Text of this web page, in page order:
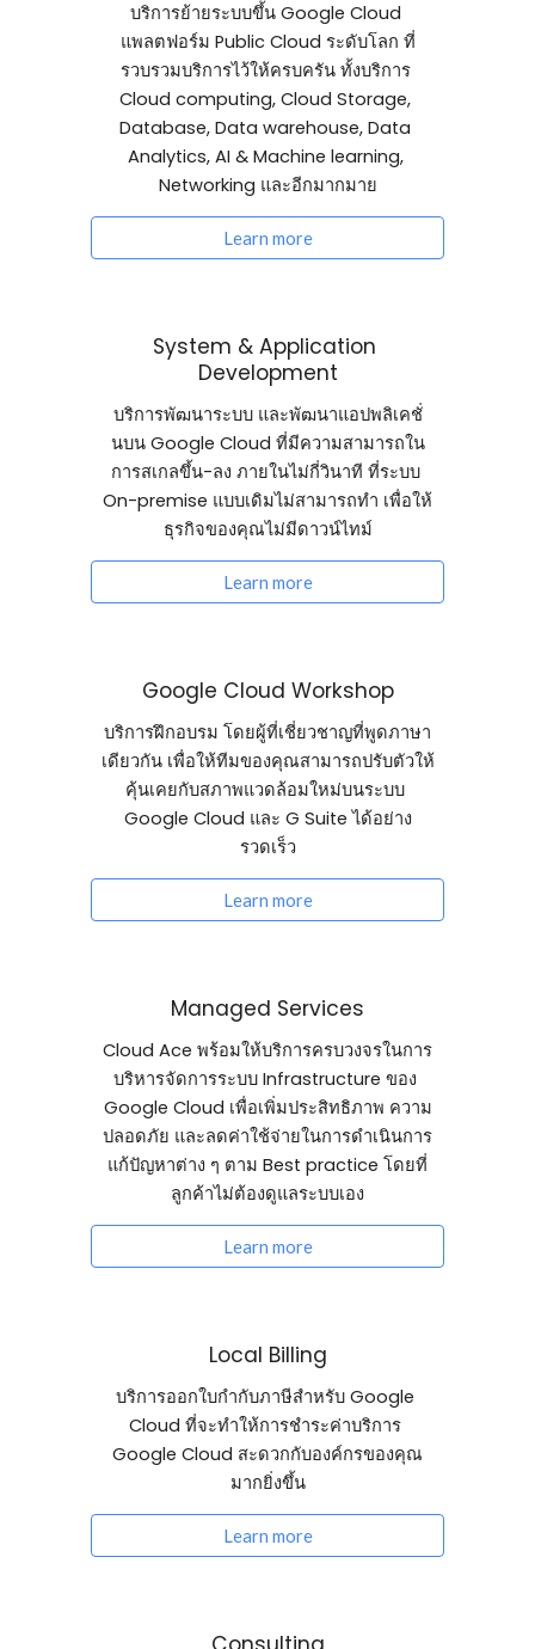
บริการย้ายระบบขึ้น Google Cloud
แพลตฟอร์ม Public Cloud ระดับโลก ที่
รวบรวมบริการไว้ให้ครบครัน ทั้งบริการ
Cloud computing, Cloud Storage,
Database, Data warehouse, Data
Analytics, AI & Machine learning,
Networking และอีกมากมาย
Learn more
System & Application
Development
บริการพัฒนาระบบ และพัฒนาแอปพลิเคชั่
นบน Google Cloud ที่มีความสามารถใน
การสเกลขึ้น-ลง ภายในไม่กี่วินาที ที่ระบบ
On-premise แบบเดิมไม่สามารถทำ เพื่อให้
ธุรกิจของคุณไม่มีดาวน์ไทม์
Learn more
Google Cloud Workshop
บริการฝึกอบรม โดยผู้ที่เชี่ยวชาญที่พูดภาษา
เดียวกัน เพื่อให้ทีมของคุณสามารถปรับตัวให้
คุ้นเคยกับสภาพแวดล้อมใหม่บนระบบ
Google Cloud และ G Suite ได้อย่าง
รวดเร็ว
Learn more
Managed Services
Cloud Ace พร้อมให้บริการครบวงจรในการ
บริหารจัดการระบบ Infrastructure ของ
Google Cloud เพื่อเพิ่มประสิทธิภาพ ความ
ปลอดภัย และลดค่าใช้จ่ายในการดำเนินการ
แก้ปัญหาต่าง ๆ ตาม Best practice โดยที่
ลูกค้าไม่ต้องดูแลระบบเอง
Learn more
Local Billing
บริการออกใบกำกับภาษีสำหรับ Google
Cloud ที่จะทำให้การชำระค่าบริการ
Google Cloud สะดวกกับองค์กรของคุณ
มากยิ่งขึ้น
Learn more